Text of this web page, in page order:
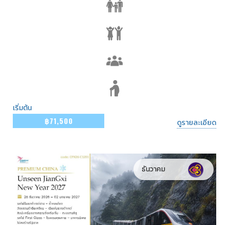
เริ่มต้น
฿71,500
ดูรายละเอียด
ธันวาคม